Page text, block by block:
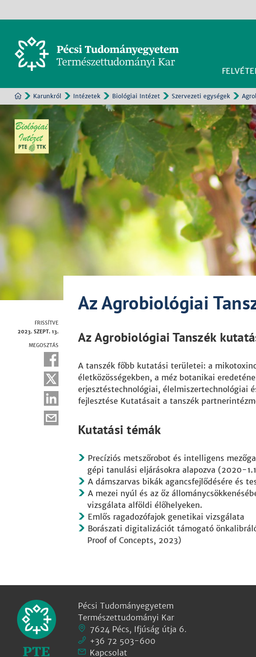
Karunkról Intézetek Biológiai Intézet Szervezeti egységek
FRISSÍTVE
2023. SZEPT. 13.
MEGOSZTÁS
Az Agrobiológiai
Az Agrobiológiai Tanszék
A tanszék főbb kutatási területei: a
életközösségekben, a méz botanikai
erjesztéstechnológiai, élelmiszertechnológiai
fejlesztése Kutatásait a tanszék
Kutatási témák
Precíziós metszőrobot és intelligens
gépi tanulási eljárásokra alapozva (2020-
A dámszarvas bikák agancsfejlődésére és
A mezei nyúl és az őz
vizsgálata alföldi élőhelyeken.
Emlős ragadozófajok genetikai vizsgálata
Borászati digitalizációt támogató
Proof of Concepts, 2023)
Pécsi Tudományegyetem
Természettudományi Kar
7624 Pécs, Ifjúság útja 6.
+36 72 503-600
Kapcsolat